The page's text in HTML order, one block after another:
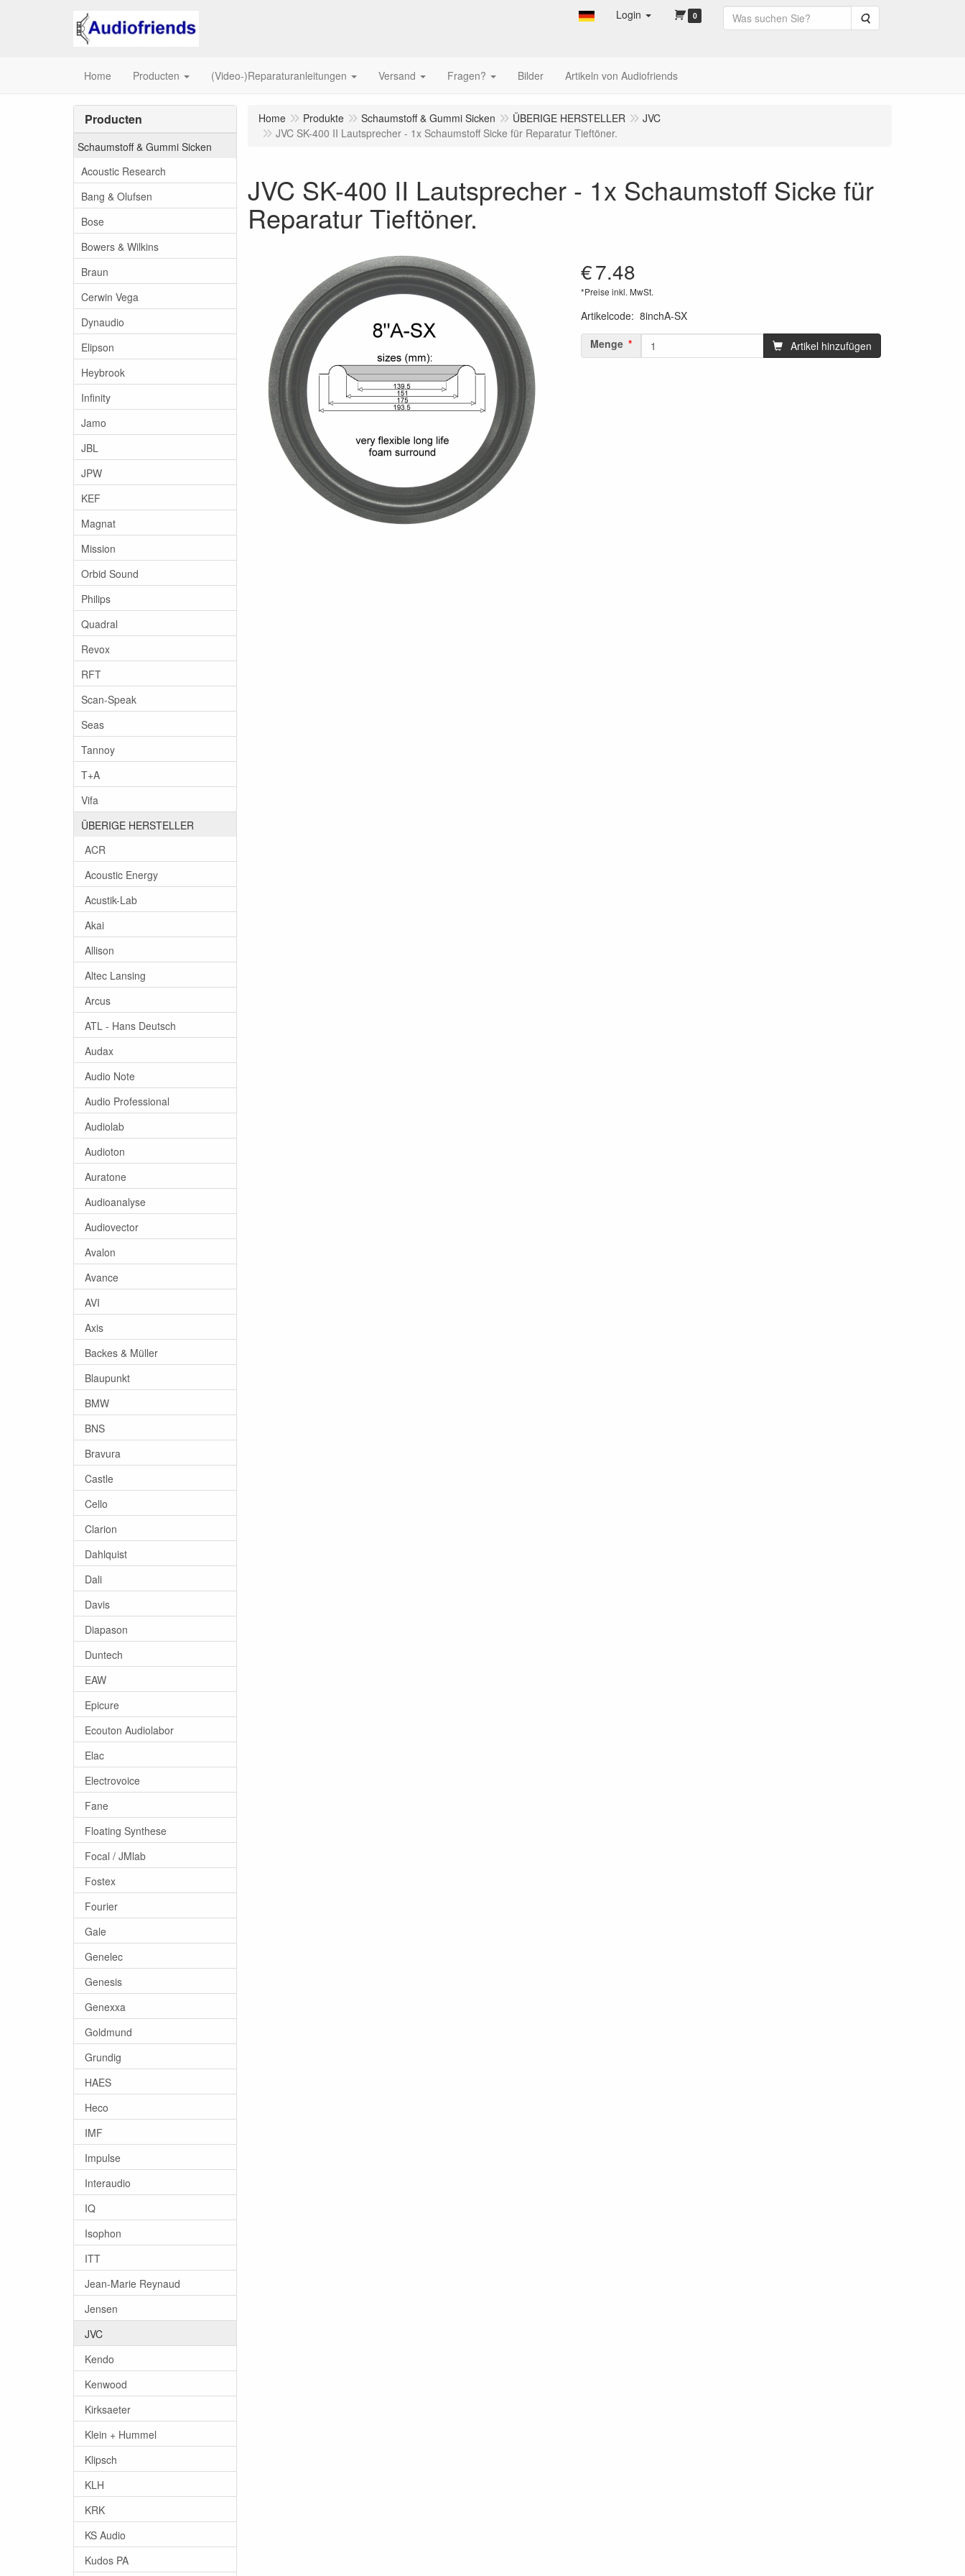
Login 0 Suche
Home Producten (Video-)Reparaturanleitungen Versand Fragen? Bilder Artikeln von Audiofriends
Producten
Schaumstoff & Gummi Sicken
Acoustic Research
Bang & Olufsen
Bose
Bowers & Wilkins
Braun
Cerwin Vega
Dynaudio
Elipson
Heybrook
Infinity
Jamo
JBL
JPW
KEF
Magnat
Mission
Orbid Sound
Philips
Quadral
Revox
RFT
Scan-Speak
Seas
Tannoy
T+A
Vifa
ÜBERIGE HERSTELLER
ACR
Acoustic Energy
Acustik-Lab
Akai
Allison
Altec Lansing
Arcus
ATL - Hans Deutsch
Audax
Audio Note
Audio Professional
Audiolab
Audioton
Auratone
Audioanalyse
Audiovector
Avalon
Avance
AVI
Axis
Backes & Müller
Blaupunkt
BMW
BNS
Bravura
Castle
Cello
Clarion
Dahlquist
Dali
Davis
Diapason
Duntech
EAW
Epicure
Ecouton Audiolabor
Elac
Electrovoice
Fane
Floating Synthese
Focal / JMlab
Fostex
Fourier
Gale
Genelec
Genesis
Genexxa
Goldmund
Grundig
HAES
Heco
IMF
Impulse
Interaudio
IQ
Isophon
ITT
Jean-Marie Reynaud
Jensen
JVC
Kendo
Kenwood
Kirksaeter
Klein + Hummel
Klipsch
KLH
KRK
KS Audio
Kudos PA
Home Produkte Schaumstoff & Gummi Sicken ÜBERIGE HERSTELLER
JVC
JVC SK-400 II Lautsprecher - 1x Schaumstoff Sicke für Reparatur Tieftöner.
JVC SK-400 II Lautsprecher - 1x Schaumstoff Sicke für
Reparatur Tieftöner.
€7.48
*Preise inkl. MwSt.
Artikelcode: 8inchA-SX
Menge
Artikel hinzufügen